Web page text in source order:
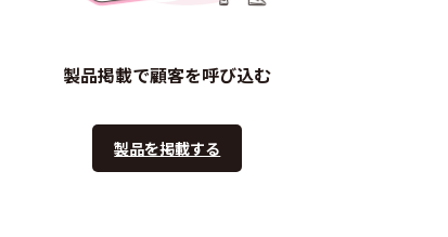
製品掲載で顧客を呼び込む
製品を掲載する